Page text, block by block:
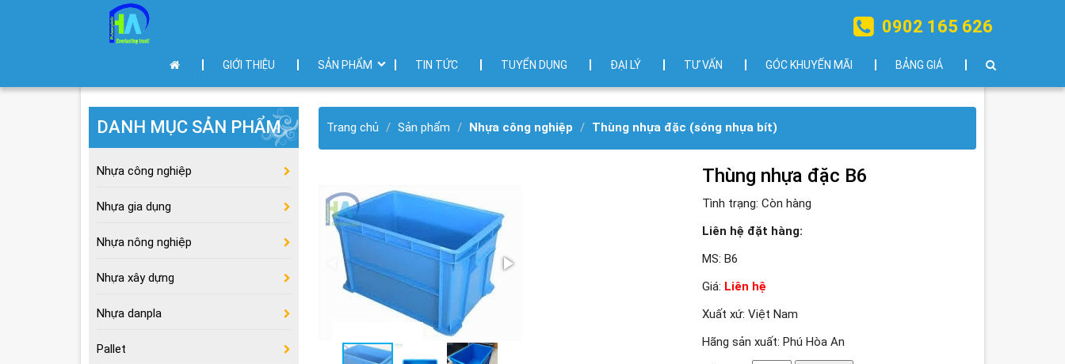
GIỚI THIỆU SẢN PHẨM TIN TỨC TUYỂN DỤNG ĐẠI LÝ TƯ VẤN GÓC KHUYẾN MÃI BẢNG GIÁ
0902 165 626
Trang chủ Sản phẩm Nhựa công nghiệp Thùng nhựa đặc (sóng nhựa bít)
Thùng nhựa đặc B6
Tình trạng: Còn hàng
Liên hệ đặt hàng:
MS: B6
Giá: Liên hệ
Xuất xứ: Việt Nam
Hãng sản xuất: Phú Hòa An
DANH MỤC SẢN PHẨM
Nhựa công nghiệp
Nhựa gia dụng
Nhựa nông nghiệp
Nhựa xây dựng
Nhựa danpla
Pallet